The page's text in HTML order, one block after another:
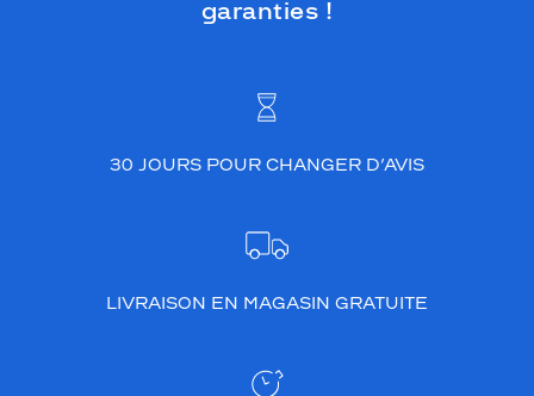
garanties !
30 JOURS POUR CHANGER D’AVIS
LIVRAISON EN MAGASIN GRATUITE